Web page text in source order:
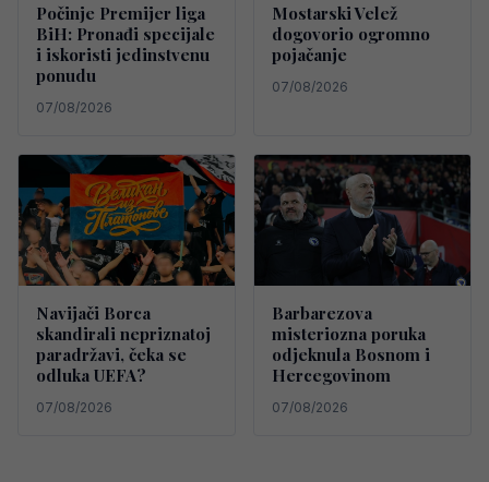
Počinje Premijer liga
BiH: Pronađi specijale
i iskoristi jedinstvenu
ponudu
07/08/2026
Mostarski Velež
dogovorio ogromno
pojačanje
07/08/2026
Navijači Borca
skandirali nepriznatoj
paradržavi, čeka se
odluka UEFA?
07/08/2026
Barbarezova
misteriozna poruka
odjeknula Bosnom i
Hercegovinom
07/08/2026